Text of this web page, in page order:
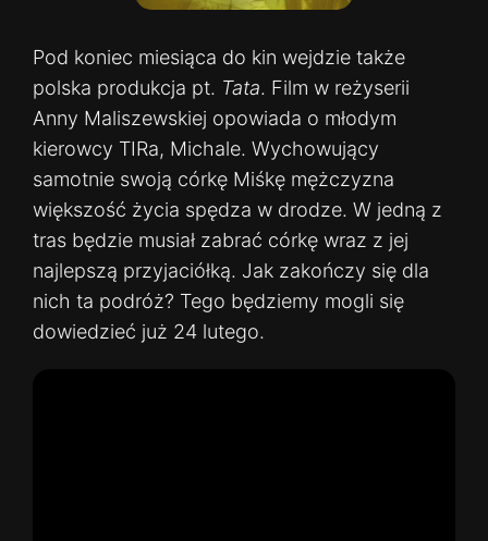
Pod koniec miesiąca do kin wejdzie także
polska produkcja pt. Tata. Film w reżyserii
Anny Maliszewskiej opowiada o młodym
kierowcy TIRa, Michale. Wychowujący
samotnie swoją córkę Miśkę mężczyzna
większość życia spędza w drodze. W jedną z
tras będzie musiał zabrać córkę wraz z jej
najlepszą przyjaciółką. Jak zakończy się dla
nich ta podróż? Tego będziemy mogli się
dowiedzieć już 24 lutego.